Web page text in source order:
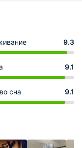
9.3
9.1
сна 9.1